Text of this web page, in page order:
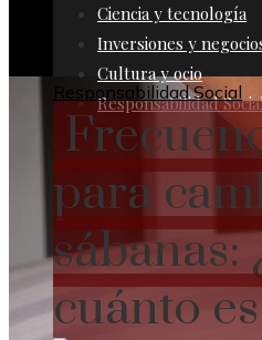
Ciencia y tecnología
Inversiones y
Cultura y ocio
Responsabilidad
Responsabilidad Social
para
sábanas:
cuánto